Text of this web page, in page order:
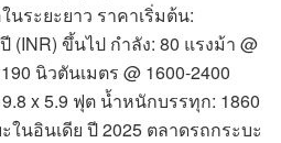
นระยะยาว ราคาเริ่มต้น:
(INR) ขึ้นไป กำลัง: 80 แรงม้า @
นิวตันเมตร @ 1600-2400
x 5.9 ฟุต น้ำหนักบรรทุก: 1860
ในอินเดีย ปี 2025 ตลาดรถกระบะ